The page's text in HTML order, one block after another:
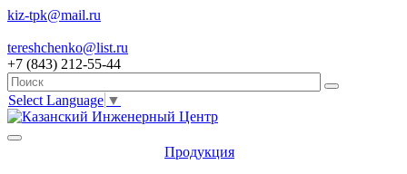
kiz-tpk@mail.ru
tereshchenko@list.ru
+7 (843) 212-55-44
Select Language ▼
Продукция